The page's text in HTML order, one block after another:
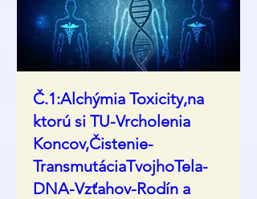
Č.1:Alchýmia Toxicity,na
ktorú si TU-Vrcholenia
Koncov,Čistenie-
TransmutáciaTvojhoTela-
DNA-Vzťahov-Rodín a